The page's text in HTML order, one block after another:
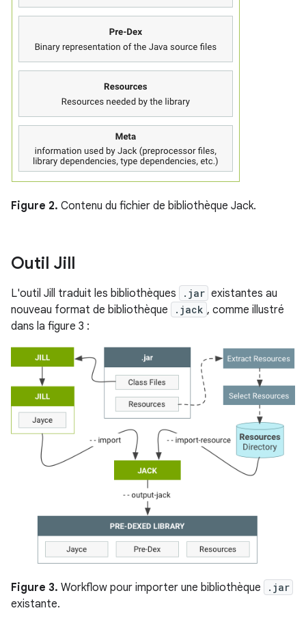
Figure 2. Contenu du fichier de bibliothèque Jack.
Outil Jill
L'outil Jill traduit les bibliothèques .jar existantes au
nouveau format de bibliothèque
.jack , comme illustré
dans la figure 3 :
Figure 3. Workflow pour importer une bibliothèque .jar
existante.